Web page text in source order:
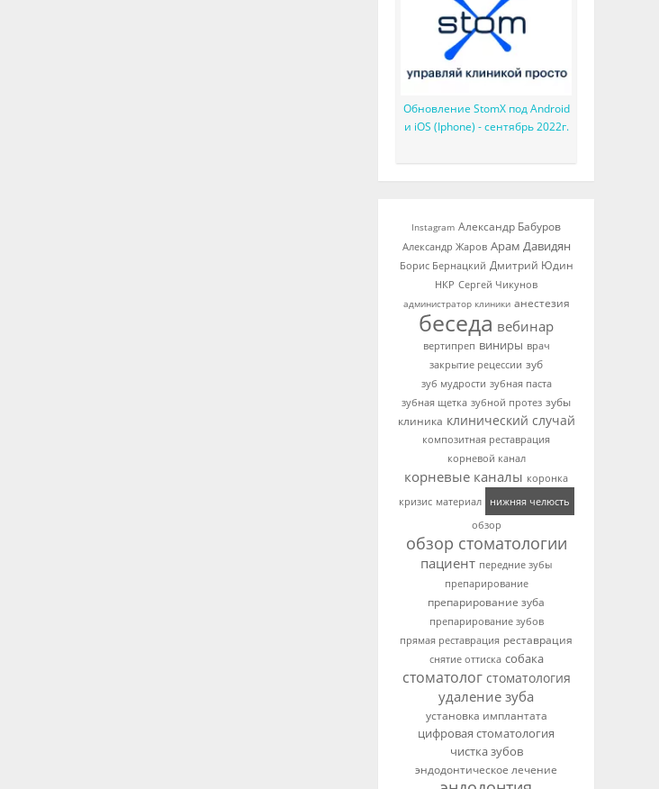
Обновление StomX под Android
и iOS (Iphone) - сентябрь 2022г.
Instagram Александр Бабуров
Александр Жаров Арам Давидян
Борис Бернацкий Дмитрий Юдин
НКР Сергей Чикунов
администратор клиники анестезия
беседа вебинар
вертипреп виниры врач
закрытие рецессии зуб
зуб мудрости зубная паста
зубная щетка зубной протез зубы
клиника клинический случай
композитная реставрация
корневой канал
корневые каналы коронка
кризис материал
нижняя челюсть
обзор
обзор стоматологии
пациент передние зубы
препарирование
препарирование зуба
препарирование зубов
прямая реставрация реставрация
снятие оттиска собака
стоматолог стоматология
удаление зуба
установка имплантата
цифровая стоматология
чистка зубов
эндодонтическое лечение